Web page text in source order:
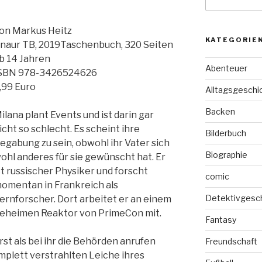
Markus Heitz
TB, 2019Taschenbuch, 320 Seiten
14 Jahren
978-3426524626
Euro
plant Events und ist darin gar
so schlecht. Es scheint ihre
zu sein, obwohl ihr Vater sich
anderes für sie gewünscht hat. Er
russischer Physiker und forscht
in Frankreich als
Dort arbeitet er an einem
Reaktor von PrimeCon mit.
als bei ihr die Behörden anrufen
verstrahlten Leiche ihres
KATEGORIEN
Abenteuer
Backen
Bilderbuch
Biographie
comic
Fantasy
Freundschaft